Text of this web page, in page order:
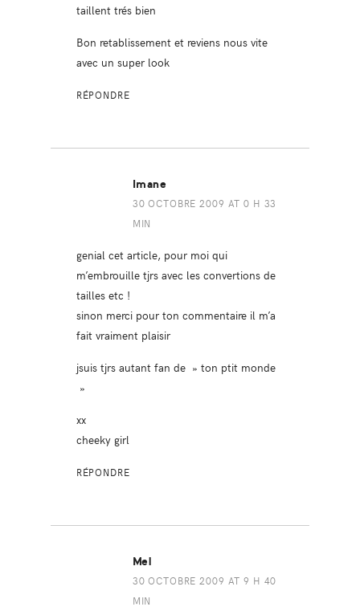
taillent trés bien
Bon retablissement et reviens nous vite
avec un super look
RÉPONDRE
Imane
30 OCTOBRE 2009 AT 0 H 33
MIN
genial cet article, pour moi qui
m’embrouille tjrs avec les convertions de
tailles etc !
sinon merci pour ton commentaire il m’a
fait vraiment plaisir
jsuis tjrs autant fan de » ton ptit monde
»
xx
cheeky girl
RÉPONDRE
Mel
30 OCTOBRE 2009 AT 9 H 40
MIN